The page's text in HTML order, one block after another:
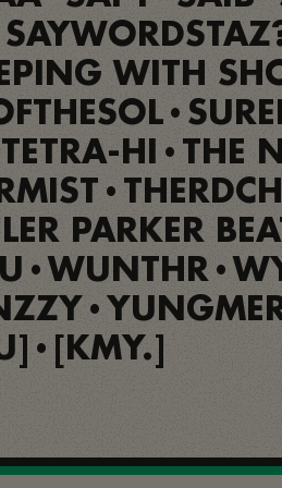
WITH
•
TETRA-HI • THE
•
PARKER
• WUNTHR •
•
• [KMY.]